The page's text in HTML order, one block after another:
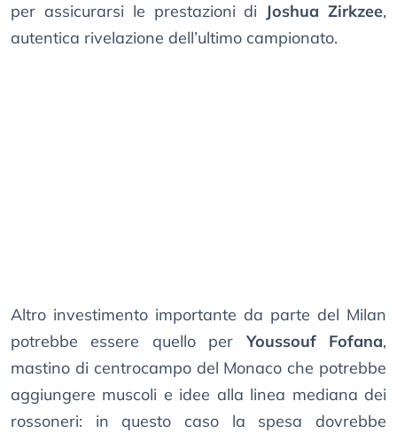
per assicurarsi le prestazioni di Joshua Zirkzee,
autentica rivelazione dell’ultimo campionato.
Altro investimento importante da parte del Milan
potrebbe essere quello perYoussouf Fofana,
mastino di centrocampo del Monaco che potrebbe
aggiungere muscoli e idee alla linea mediana dei
rossoneri: in questo caso la spesa dovrebbe